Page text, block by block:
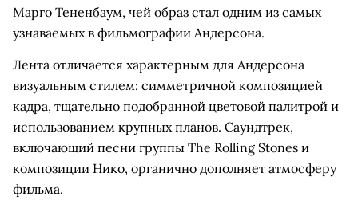
Марго Тененбаум, чей образ стал одним из самых
узнаваемых в фильмографии Андерсона.
Лента отличается характерным для Андерсона
визуальным стилем: симметричной композицией
кадра, тщательно подобранной цветовой палитрой и
использованием крупных планов. Саундтрек,
включающий песни группы The Rolling Stones и
композиции Нико, органично дополняет атмосферу
фильма.